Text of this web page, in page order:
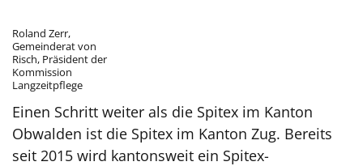
Roland Zerr,
Gemeinderat von
Risch, Präsident der
Kommission
Langzeitpflege
Einen Schritt weiter als die Spitex im Kanton
Obwalden ist die Spitex im Kanton Zug. Bereits
seit 2015 wird kantonsweit ein Spitex-